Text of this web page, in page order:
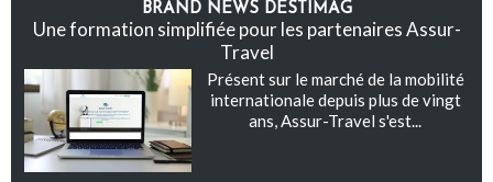
BRAND NEWS DESTIMAG
Une formation simplifiée pour les partenaires Assur-
Travel
Présent sur le marché de la mobilité
internationale depuis plus de vingt
ans, Assur-Travel s'est...